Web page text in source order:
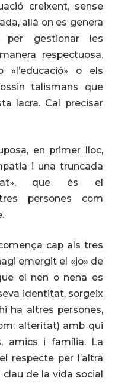
creixent, sense
allà on es genera
per gestionar les
respectuosa.
o els
talismans que
lacra. Cal precisar
en primer lloc,
i una truncada
que és el
persones com
cap als tres
emergit el «jo» de
el nen o nena es
identitat, sorgeix
ha altres persones,
alteritat) amb qui
amics i família. La
respecte per l’altra
de la vida social